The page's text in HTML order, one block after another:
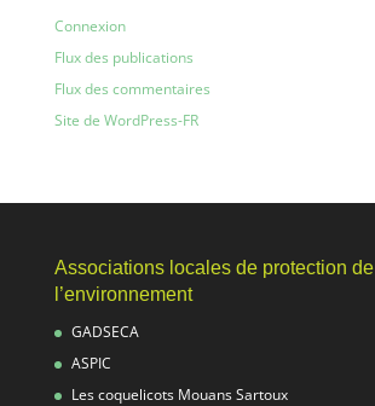
Connexion
Flux des publications
Flux des commentaires
Site de WordPress-FR
Associations locales de protection de
l’environnement
GADSECA
ASPIC
Les coquelicots Mouans Sartoux